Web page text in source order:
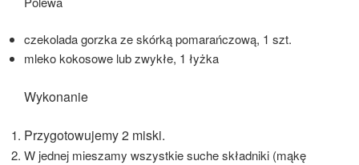
czekolada gorzka ze skórką pomarańczową, 1 szt.
mleko kokosowe lub zwykłe, 1 łyżka
Wykonanie
Przygotowujemy 2 miski.
W jednej mieszamy wszystkie suche składniki (mąkę